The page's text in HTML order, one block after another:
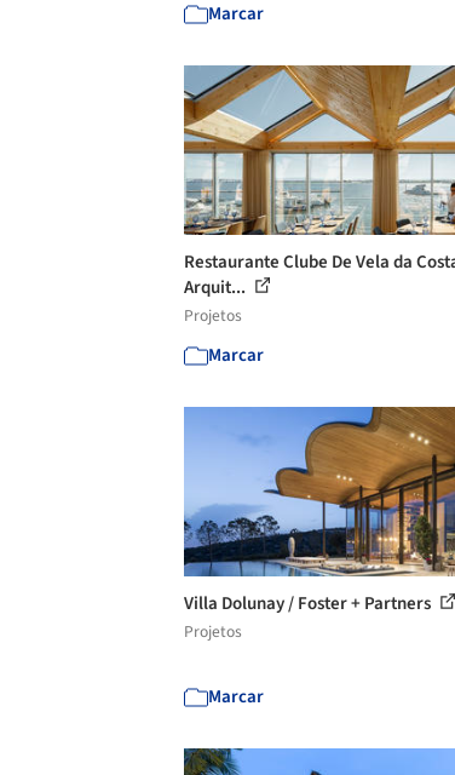
Marcar
Restaurante Clube De Vela da
Arquit...
Projetos
Marcar
Villa Dolunay / Foster + Partners
Projetos
Marcar